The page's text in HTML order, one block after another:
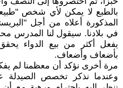
بالطبع لا يمكن لأي شخص
المذكورة أعلاه من أجل
في بلادنا. سيقول لنا المدرس
يفعل أكثر من بيع الدواء
بأضعاف وأضعاف.
مرة أخرى نؤكد أن معظمنا لم
وعندما نذكر تخصص الصيدلة